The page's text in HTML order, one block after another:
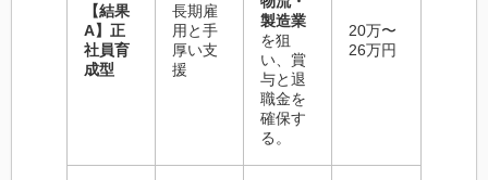
【結果
A】正
社員育
成型
長期雇
用と手
厚い支
援
製造業
を狙
い、賞
与と退
職金を
確保す
る。
20万〜
26万円